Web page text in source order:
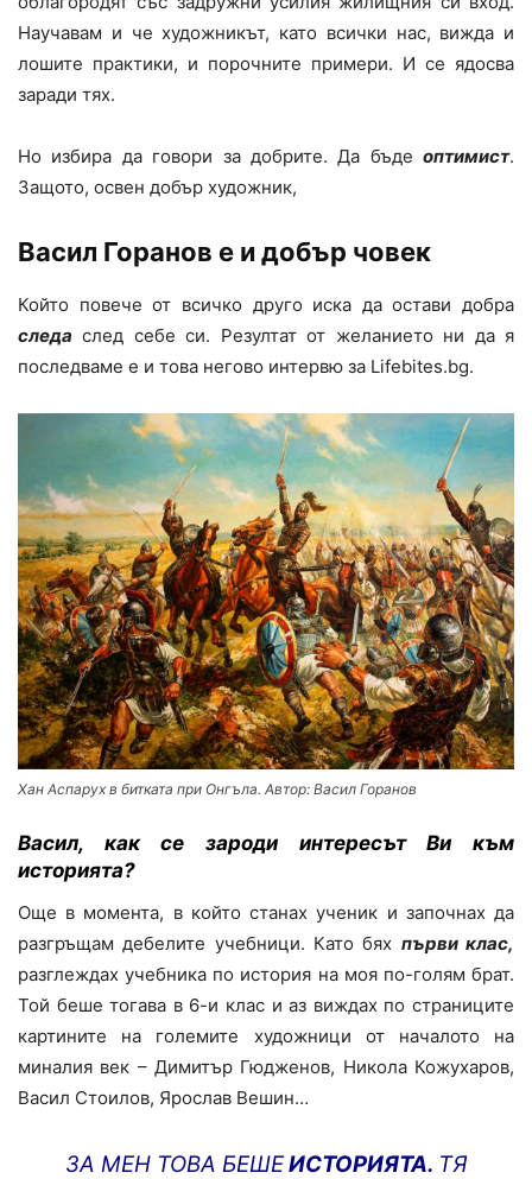
Научавам и че художникът, като всички нас, вижда и
лошите практики, и порочните примери. И се ядосва
заради тях.
Но избира да говори за добрите. Да бъде оптимист.
Защото, освен добър художник,
Васил Горанов е и добър човек
Който повече от всичко друго иска да остави добра
следа след себе си. Резултат от желанието ни да я
последваме е и това негово интервю за Lifebites.bg.
Хан Аспарух в битката при Онгъла. Автор: Васил Горанов
Васил, как се зароди интересът Ви към
историята?
Още в момента, в който станах ученик и започнах да
разгръщам дебелите учебници. Като бях първи клас,
разглеждах учебника по история на моя по-голям брат.
Той беше тогава в 6-и клас и аз виждах по страниците
картините на големите художници от началото на
миналия век – Димитър Гюдженов, Никола Кожухаров,
Васил Стоилов, Ярослав Вешин…
ЗА МЕН ТОВА БЕШЕИСТОРИЯТА. ТЯ